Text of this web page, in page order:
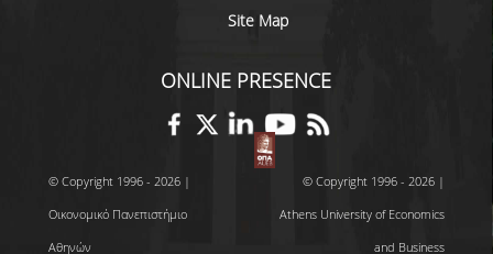
Site Map
ONLINE PRESENCE
© Copyright 1996 - 2026 |
Οικονομικό Πανεπιστήμιο
Αθηνών
© Copyright 1996 - 2026 |
Athens University of Economics
and Business